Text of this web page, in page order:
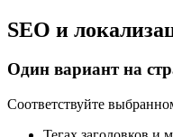
SEO и
Один вариант на
Соответствуйте